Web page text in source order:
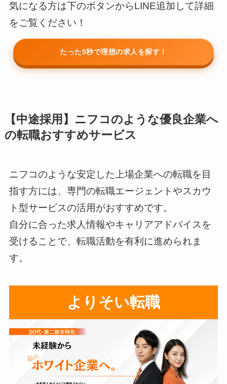
気になる方は下のボタンからLINE追加して詳細
をご覧ください！
たった5秒で理想の求人を探す！
【中途採用】ニフコのような優良企業へ
の転職おすすめサービス
ニフコのような安定した上場企業への転職を目
指す方には、専門の転職エージェントやスカウ
ト型サービスの活用がおすすめです。
自分に合った求人情報やキャリアアドバイスを
受けることで、転職活動を有利に進められま
す。
よりそい転職